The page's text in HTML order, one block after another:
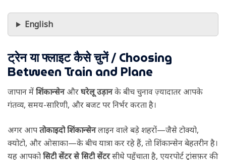
English
ट्रेन या फ्लाइट कैसे चुनें / Choosing
Between Train and Plane
जापान मेंशिंकान्सेनऔरघरेलू उड़ानके बीच चुनाव ज़्यादातर आपके
गंतव्य, समय-सारिणी, और बजट पर निर्भर करता है।
अगर आपतोकाइदो शिंकान्सेनलाइन वाले बड़े शहरों—जैसे टोक्यो,
क्योटो, और ओसाका—के बीच यात्रा कर रहे हैं, तो शिंकान्सेन बेहतरीन है।
यह आपकोसिटी सेंटर से सिटी सेंटरसीधे पहुँचाता है, एयरपोर्ट ट्रांसफ़र की